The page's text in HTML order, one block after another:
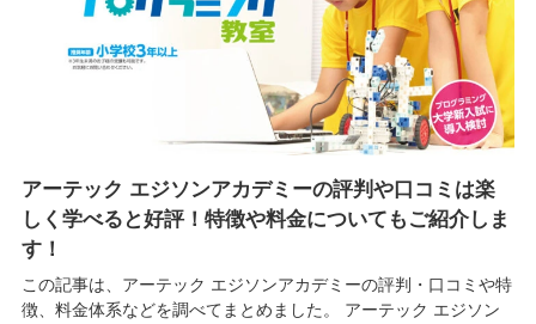
アーテック エジソンアカデミーの評判や口コミは楽
しく学べると好評！特徴や料金についてもご紹介しま
す！
この記事は、アーテック エジソンアカデミーの評判・口コミや特
徴、料金体系などを調べてまとめました。 アーテック エジソン